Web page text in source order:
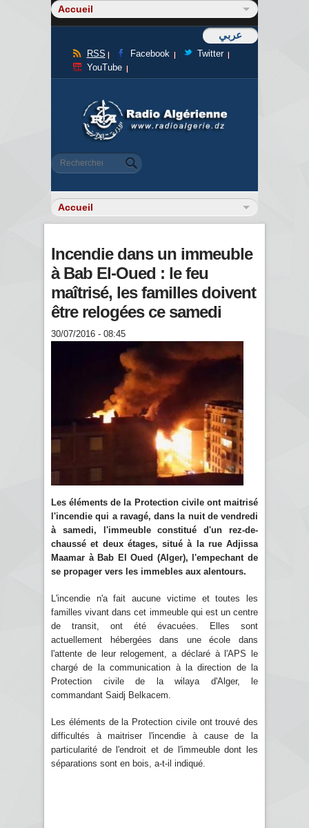
عربي
RSS Facebook
Twitter
YouTube
Formulaire de recherche
Rechercher
Incendie dans un immeuble
à Bab El-Oued : le feu
maîtrisé, les familles doivent
être relogées ce samedi
30/07/2016 - 08:45
Les éléments de la Protection civile ont maitrisé
l'incendie qui a ravagé, dans la nuit de vendredi
à samedi, l'immeuble constitué d'un rez-de-
chaussé et deux étages, situé à la rue Adjissa
Maamar à Bab El Oued (Alger), l'empechant de
se propager vers les immebles aux alentours.
L'incendie n'a fait aucune victime et toutes les
familles vivant dans cet immeuble qui est un centre
de transit, ont été évacuées. Elles sont
actuellement hébergées dans une école dans
l'attente de leur relogement, a déclaré à l'APS le
chargé de la communication à la direction de la
Protection civile de la wilaya d'Alger, le
commandant Saidj Belkacem.
Les éléments de la Protection civile ont trouvé des
difficultés à maitriser l'incendie à cause de la
particularité de l'endroit et de l'immeuble dont les
séparations sont en bois, a-t-il indiqué.